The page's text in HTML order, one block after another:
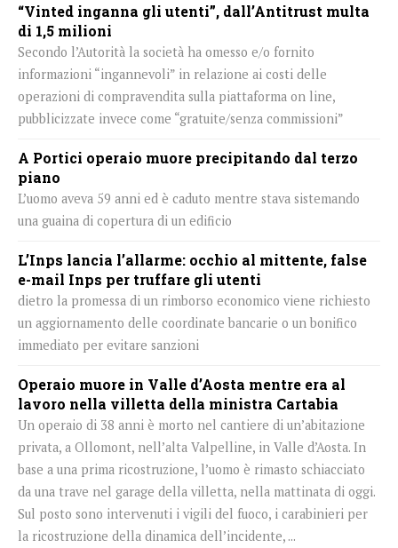
“Vinted inganna gli utenti”, dall’Antitrust multa
di 1,5 milioni
Secondo l’Autorità la società ha omesso e/o fornito
informazioni “ingannevoli” in relazione ai costi delle
operazioni di compravendita sulla piattaforma on line,
pubblicizzate invece come “gratuite/senza commissioni”
A Portici operaio muore precipitando dal terzo
piano
L’uomo aveva 59 anni ed è caduto mentre stava sistemando
una guaina di copertura di un edificio
L’Inps lancia l’allarme: occhio al mittente, false
e-mail Inps per truffare gli utenti
dietro la promessa di un rimborso economico viene richiesto
un aggiornamento delle coordinate bancarie o un bonifico
immediato per evitare sanzioni
Operaio muore in Valle d’Aosta mentre era al
lavoro nella villetta della ministra Cartabia
Un operaio di 38 anni è morto nel cantiere di un’abitazione
privata, a Ollomont, nell’alta Valpelline, in Valle d’Aosta. In
base a una prima ricostruzione, l’uomo è rimasto schiacciato
da una trave nel garage della villetta, nella mattinata di oggi.
Sul posto sono intervenuti i vigili del fuoco, i carabinieri per
la ricostruzione della dinamica dell’incidente, ...